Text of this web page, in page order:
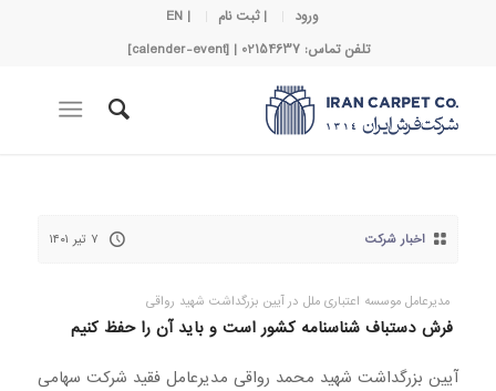
ورود | ثبت نام
| EN
تلفن تماس: 02154637 | [calender-event]
اخبار شرکت ۷ تیر ۱۴۰۱
مدیرعامل موسسه اعتباری ملل در آیین بزرگداشت شهید رواقی
فرش دستباف شناسنامه کشور است و باید آن را حفظ کنیم
آیین بزرگداشت شهید محمد رواقی مدیرعامل فقید شرکت سهامی